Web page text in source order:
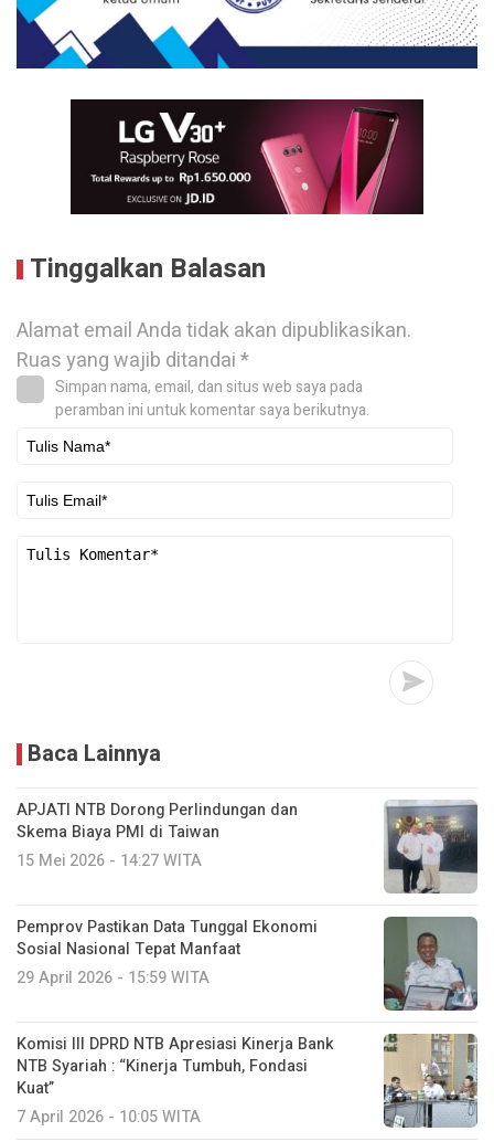
Tinggalkan Balasan
Alamat email Anda tidak akan dipublikasikan.
Ruas yang wajib ditandai*
Simpan nama, email, dan situs web saya pada
peramban ini untuk komentar saya berikutnya.
Baca Lainnya
APJATI NTB Dorong Perlindungan dan
Skema Biaya PMI di Taiwan
15 Mei 2026 - 14:27 WITA
Pemprov Pastikan Data Tunggal Ekonomi
Sosial Nasional Tepat Manfaat
29 April 2026 - 15:59 WITA
Komisi III DPRD NTB Apresiasi Kinerja Bank
NTB Syariah : “Kinerja Tumbuh, Fondasi
Kuat”
7 April 2026 - 10:05 WITA